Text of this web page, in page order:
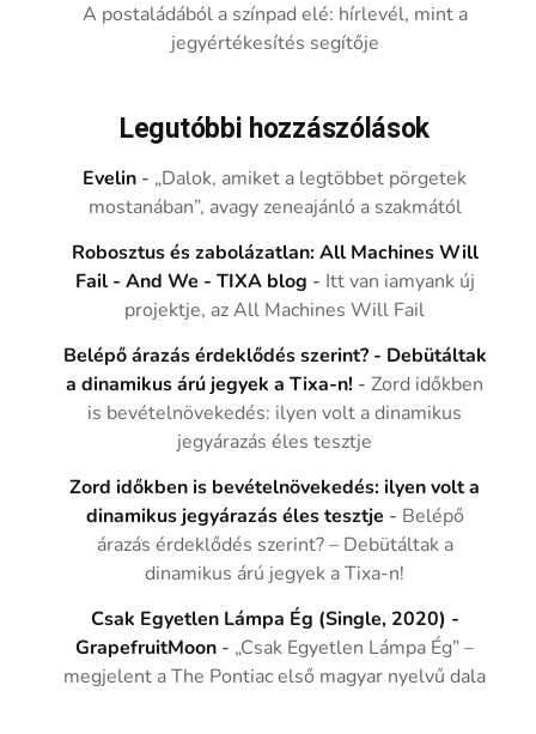
A postaládából a színpad elé: hírlevél, mint a
jegyértékesítés segítője
Legutóbbi hozzászólások
Evelin - „Dalok, amiket a legtöbbet pörgetek
mostanában”, avagy zeneajánló a szakmától
Robosztus és zabolázatlan: All Machines Will
Fail - And We - TIXA blog - Itt van iamyank új
projektje, az All Machines Will Fail
Belépő árazás érdeklődés szerint? - Debütáltak
a dinamikus árú jegyek a Tixa-n! -Zord időkben
is bevételnövekedés: ilyen volt a dinamikus
jegyárazás éles tesztje
Zord időkben is bevételnövekedés: ilyen volt a
dinamikus jegyárazás éles tesztje - Belépő
árazás érdeklődés szerint? – Debütáltak a
dinamikus árú jegyek a Tixa-n!
Csak Egyetlen Lámpa Ég (Single, 2020) -
GrapefruitMoon - „Csak Egyetlen Lámpa Ég” –
megjelent a The Pontiac első magyar nyelvű dala